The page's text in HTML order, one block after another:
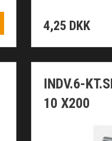
4,25 DKK
INDV.6-
10 X200